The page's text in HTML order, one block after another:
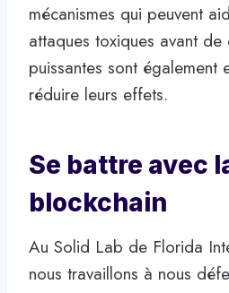
mécanismes qui peuvent
attaques toxiques avant
puissantes sont également
réduire leurs effets.
Se battre avec
blockchain
Au Solid Lab de Florida
nous travaillons à nous